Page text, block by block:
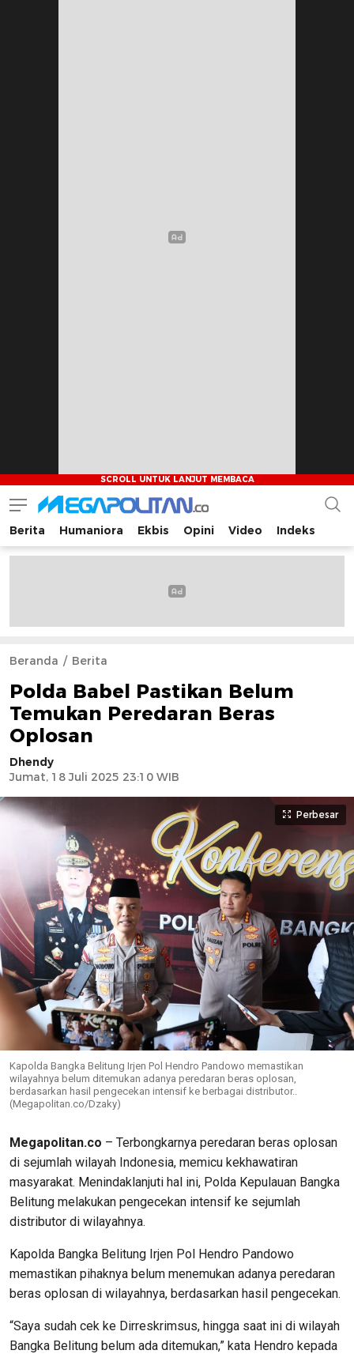
Megapolitan.co
Menyajikan berita-berita fakta bagi pembaca
Berita Humaniora Ekbis Opini Video Indeks
Beranda Berita
Polda Babel Pastikan Belum
Temukan Peredaran Beras
Oplosan
Dhendy
Jumat, 18 Juli 2025 23:10 WIB
Perbesar
Kapolda Bangka Belitung Irjen Pol Hendro Pandowo memastikan
wilayahnya belum ditemukan adanya peredaran beras oplosan,
berdasarkan hasil pengecekan intensif ke berbagai distributor..
(Megapolitan.co/Dzaky)
Megapolitan.co – Terbongkarnya peredaran beras oplosan
di sejumlah wilayah Indonesia, memicu kekhawatiran
masyarakat. Menindaklanjuti hal ini, Polda Kepulauan Bangka
Belitung melakukan pengecekan intensif ke sejumlah
distributor di wilayahnya.
Kapolda Bangka Belitung Irjen Pol Hendro Pandowo
memastikan pihaknya belum menemukan adanya peredaran
beras oplosan di wilayahnya, berdasarkan hasil pengecekan.
“Saya sudah cek ke Dirreskrimsus, hingga saat ini di wilayah
Bangka Belitung belum ada ditemukan,” kata Hendro kepada